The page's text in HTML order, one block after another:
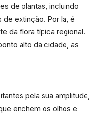
de plantas, incluindo
de extinção. Por lá, é
da flora típica regional.
alto da cidade, as
pela sua amplitude,
enchem os olhos e